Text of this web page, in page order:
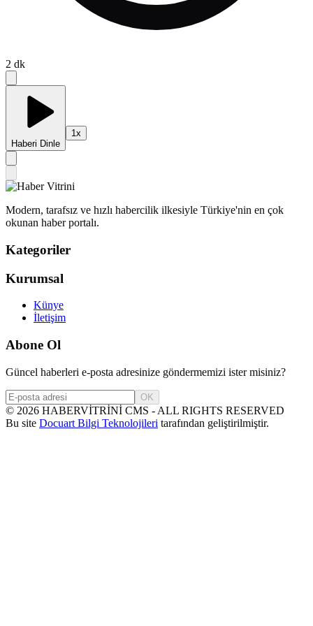
2 dk
Haberi Dinle
1x
Modern, tarafsız ve hızlı habercilik ilkesiyle Türkiye'nin en çok
okunan haber portalı.
Kategoriler
Kurumsal
Künye
İletişim
Abone Ol
Güncel haberleri e-posta adresinize göndermemizi ister misiniz?
OK
© 2026 HABERVİTRİNİ CMS - ALL RIGHTS RESERVED
Bu site Docuart Bilgi Teknolojileri tarafından geliştirilmiştir.